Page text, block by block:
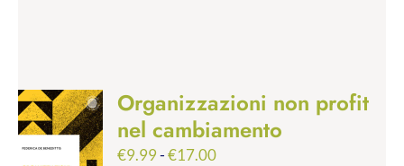
Organizzazioni non profit
nel cambiamento
€9.99-€17.00Fascia